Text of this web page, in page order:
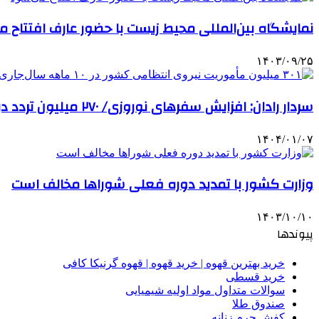
نمایشگاه بین‌المللی محیط‌ زیست با حضور عارف
۱۴۰۳/۰۹/۲۵
سردار رادان: افزایش سفرهای نوروزی/ ۲۷۰ میلیون تردد در ایام عید
۱۴۰۴/۰۱/۰۷
وزارت کشور با تمدید دوره فعلی شوراها مخالف است
۱۴۰۳/۱۰/۱۰
پیوندها
خرید بهترین قهوه | خرید قهوه | قهوه گرنیکا کافی
خرید قسطی
سوالات متداول مواد اولیه شیمیایی
صندوق طلا